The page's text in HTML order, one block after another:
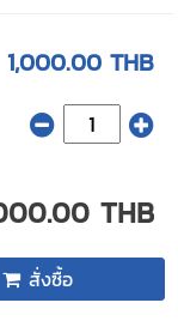
1,000.00 THB
THB
สั่งซื้อ